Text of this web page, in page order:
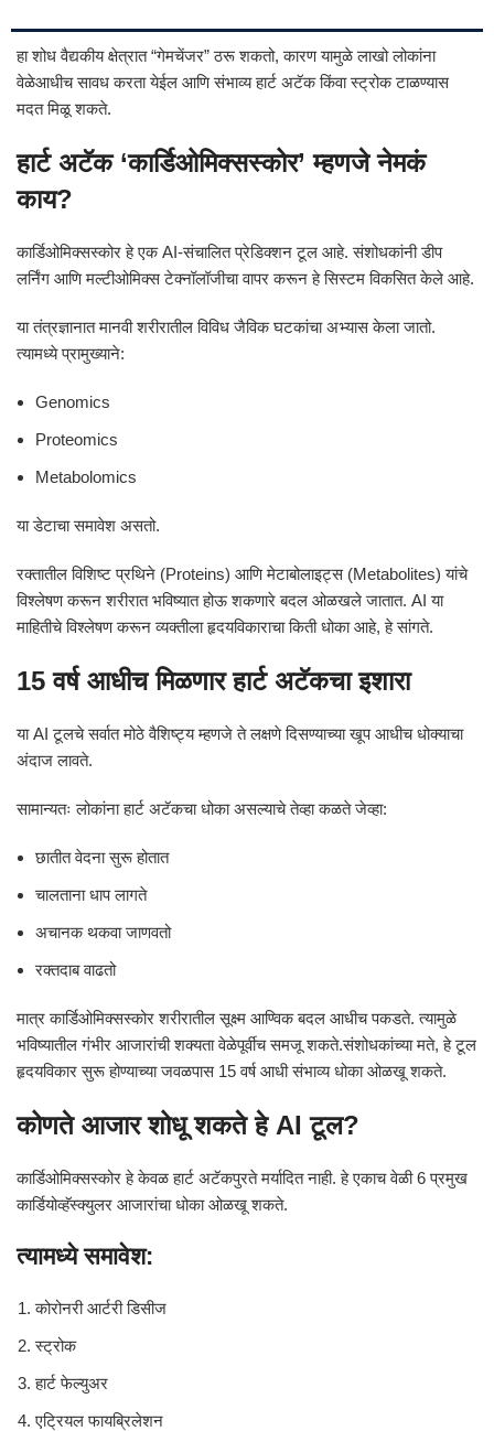
हा शोध वैद्यकीय क्षेत्रात “गेमचेंजर” ठरू शकतो, कारण यामुळे लाखो लोकांना
वेळेआधीच सावध करता येईल आणि संभाव्य हार्ट अटॅक किंवा स्ट्रोक टाळण्यास
मदत मिळू शकते.
हार्ट अटॅक ‘कार्डिओमिक्सस्कोर’ म्हणजे नेमकं
काय?
कार्डिओमिक्सस्कोर हे एक AI-संचालित प्रेडिक्शन टूल आहे. संशोधकांनी डीप
लर्निंग आणि मल्टीओमिक्स टेक्नॉलॉजीचा वापर करून हे सिस्टम विकसित केले आहे.
या तंत्रज्ञानात मानवी शरीरातील विविध जैविक घटकांचा अभ्यास केला जातो.
त्यामध्ये प्रामुख्याने:
Genomics
Proteomics
Metabolomics
या डेटाचा समावेश असतो.
रक्तातील विशिष्ट प्रथिने (Proteins) आणि मेटाबोलाइट्स (Metabolites) यांचे
विश्लेषण करून शरीरात भविष्यात होऊ शकणारे बदल ओळखले जातात. AI या
माहितीचे विश्लेषण करून व्यक्तीला हृदयविकाराचा किती धोका आहे, हे सांगते.
15 वर्ष आधीच मिळणार हार्ट अटॅकचा इशारा
या AI टूलचे सर्वात मोठे वैशिष्ट्य म्हणजे ते लक्षणे दिसण्याच्या खूप आधीच धोक्याचा
अंदाज लावते.
सामान्यतः लोकांना हार्ट अटॅकचा धोका असल्याचे तेव्हा कळते जेव्हा:
छातीत वेदना सुरू होतात
चालताना धाप लागते
अचानक थकवा जाणवतो
रक्तदाब वाढतो
मात्र कार्डिओमिक्सस्कोर शरीरातील सूक्ष्म आण्विक बदल आधीच पकडते. त्यामुळे
भविष्यातील गंभीर आजारांची शक्यता वेळेपूर्वीच समजू शकते.संशोधकांच्या मते, हे टूल
हृदयविकार सुरू होण्याच्या जवळपास 15 वर्ष आधी संभाव्य धोका ओळखू शकते.
कोणते आजार शोधू शकते हे AI टूल?
कार्डिओमिक्सस्कोर हे केवळ हार्ट अटॅकपुरते मर्यादित नाही. हे एकाच वेळी 6 प्रमुख
कार्डियोव्हॅस्क्युलर आजारांचा धोका ओळखू शकते.
त्यामध्ये समावेश:
कोरोनरी आर्टरी डिसीज
स्ट्रोक
हार्ट फेल्युअर
एट्रियल फायब्रिलेशन